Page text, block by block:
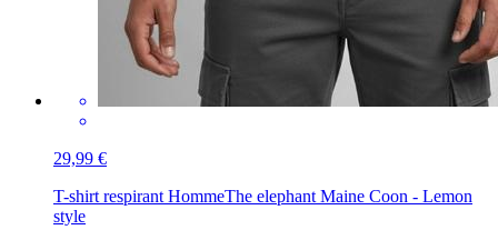
29,99 €
T-shirt respirant HommeThe elephant Maine Coon - Lemon
style